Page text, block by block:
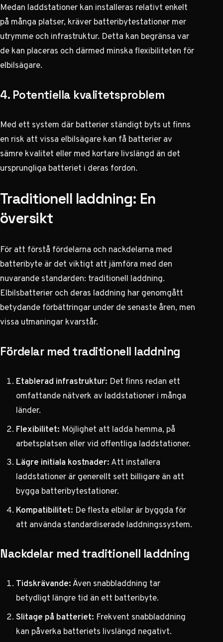
Medan laddstationer kan installeras relativt enkelt
på många platser, kräver batteribytestationer mer
utrymme och infrastruktur. Detta kan begränsa var
de kan placeras och därmed minska flexibiliteten för
elbilsägare.
4. Potentiella kvalitetsproblem
Med ett system där batterier ständigt byts ut finns
en risk att vissa elbilsägare kan få batterier av
sämre kvalitet eller med kortare livslängd än det
ursprungliga batteriet i deras fordon.
Traditionell laddning: En
översikt
För att förstå fördelarna och nackdelarna med
batteribyte är det viktigt att jämföra med den
nuvarande standarden: traditionell laddning.
Elbilsbatterier och deras laddning har genomgått
betydande förbättringar under de senaste åren, men
vissa utmaningar kvarstår.
Fördelar med traditionell laddning
Etablerad infrastruktur: Det finns redan ett
omfattande nätverk av laddstationer i många
länder.
Flexibilitet: Möjlighet att ladda hemma, på
arbetsplatsen eller vid offentliga laddstationer.
Lägre initiala kostnader:Att installera
laddstationer är generellt sett billigare än att
bygga batteribytestationer.
Kompatibilitet: De flesta elbilar är byggda för
att använda standardiserade laddningssystem.
Nackdelar med traditionell laddning
Tidskrävande:Även snabbladdning tar
betydligt längre tid än ett batteribyte.
Slitage på batteriet: Frekvent snabbladdning
kan påverka batteriets livslängd negativt.